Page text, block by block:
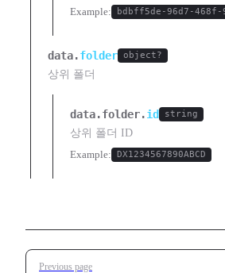
Example:
bdbff5de-96d7-468f-
data.folder object?
상위 폴더
data.folder.id string
상위 폴더 ID
Example:
DX1234567890ABCD
Pager
Previous page